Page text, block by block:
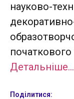
науково-
Детальніше…
Поділитися: